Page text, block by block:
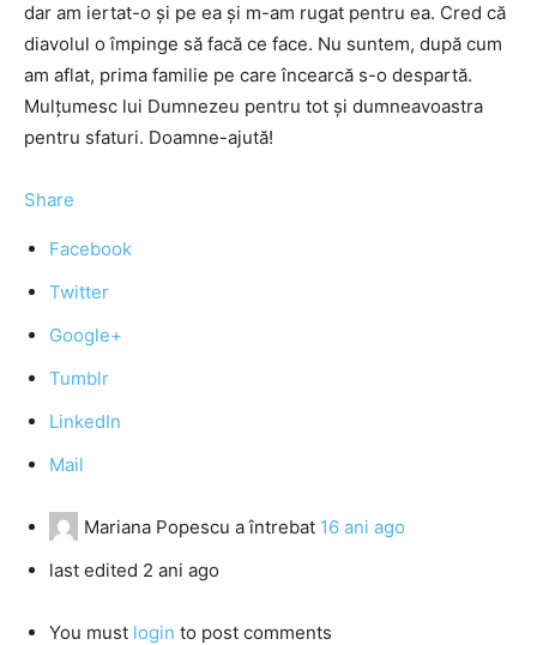
dar am iertat-o și pe ea și m-am rugat pentru ea. Cred că
diavolul o împinge să facă ce face. Nu suntem, după cum
am aflat, prima familie pe care încearcă s-o despartă.
Mulțumesc lui Dumnezeu pentru tot și dumneavoastra
pentru sfaturi. Doamne-ajută!
Share
Facebook
Twitter
Google+
Tumblr
LinkedIn
Mail
Mariana Popescu a întrebat 16 ani ago
last edited 2 ani ago
You must login to post comments